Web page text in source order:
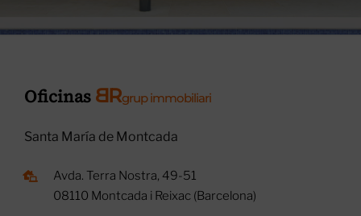
Oficinas BRgrup immobiliari
Santa María de Montcada
Avda. Terra Nostra, 49-51
08110 Montcada i Reixac (Barcelona)